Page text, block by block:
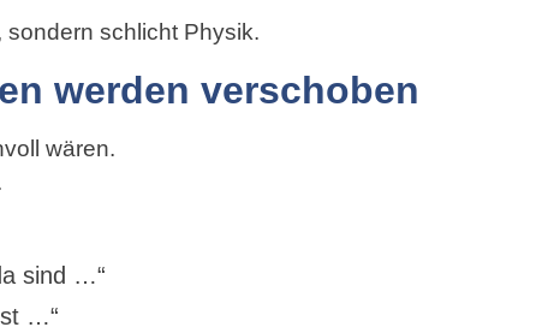
schlicht Physik.
werden verschoben
wären.
sind …“
…“